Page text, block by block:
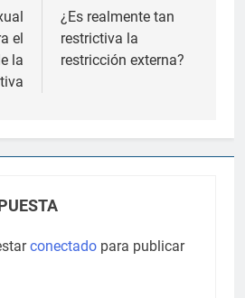
el
la
¿Es realmente tan
restrictiva la
restricción externa?
conectado para publicar